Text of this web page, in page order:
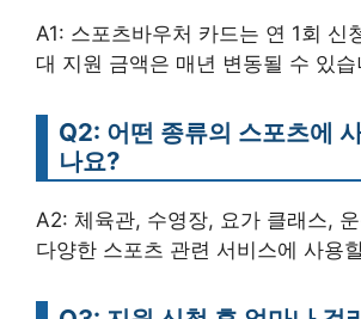
A1: 스포츠바우처 카드는 연 1회 신
대 지원 금액은 매년 변동될 수 있습
Q2: 어떤 종류의 스포츠에
나요?
A2: 체육관, 수영장, 요가 클래스,
다양한 스포츠 관련 서비스에 사용